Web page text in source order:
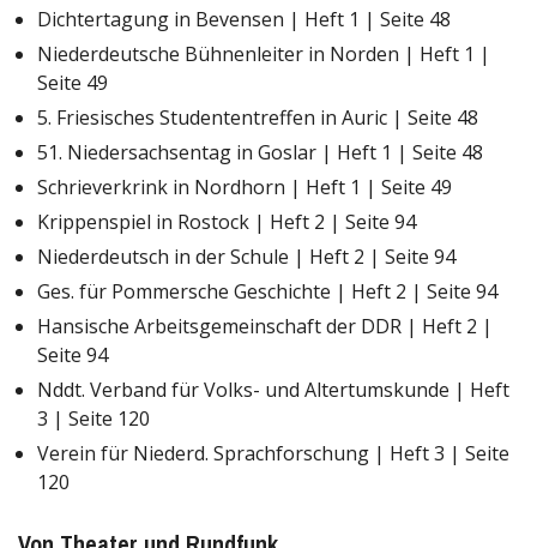
Dichtertagung in Bevensen | Heft 1 | Seite 48
Niederdeutsche Bühnenleiter in Norden | Heft 1 |
Seite 49
5. Friesisches Studententreffen in Auric | Seite 48
51. Niedersachsentag in Goslar | Heft 1 | Seite 48
Schrieverkrink in Nordhorn | Heft 1 | Seite 49
Krippenspiel in Rostock | Heft 2 | Seite 94
Niederdeutsch in der Schule | Heft 2 | Seite 94
Ges. für Pommersche Geschichte | Heft 2 | Seite 94
Hansische Arbeitsgemeinschaft der DDR | Heft 2 |
Seite 94
Nddt. Verband für Volks- und Altertumskunde | Heft
3 | Seite 120
Verein für Niederd. Sprachforschung | Heft 3 | Seite
120